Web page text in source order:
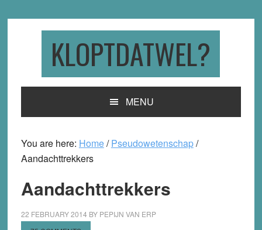
KLOPTDATWEL?
MENU
You are here: Home/ Pseudowetenschap/
Aandachttrekkers
Aandachttrekkers
22 FEBRUARY 2014 BY PEPIJN VAN ERP